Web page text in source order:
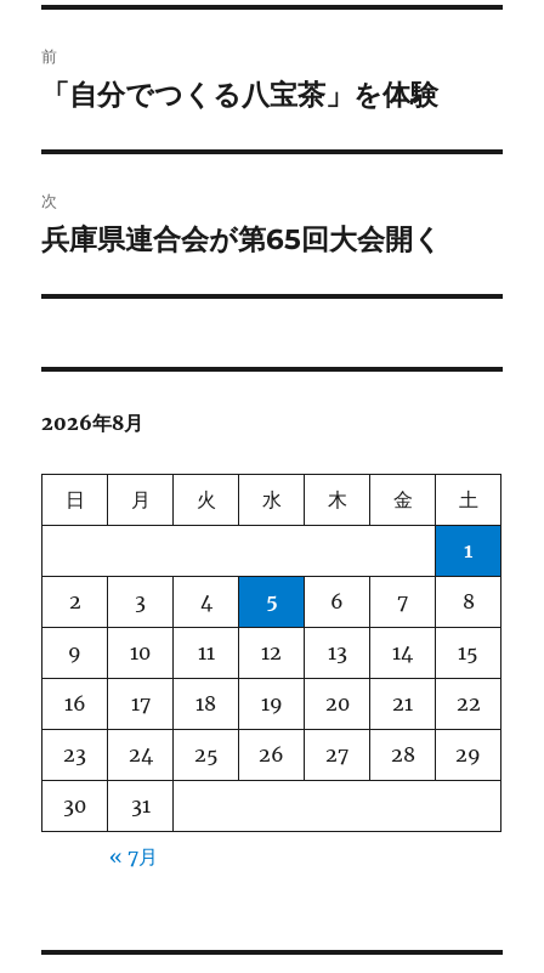
稿
ビ
ゲ
ー
ン
前
前
投
稿:
「自分でつくる八宝茶」を体験
次
次
投
兵庫県連合会が第65回大会開く
2026年8月
日 月 火 水 木 金 土
1
2 3 4 5 6 7 8
9 10 11 12 13 14 15
16 17 18 19 20 21 22
23 24 25 26 27 28 29
30 31
« 7月